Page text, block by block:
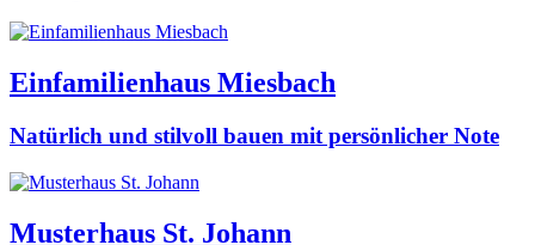
Einfamilienhaus Miesbach
Natürlich und stilvoll bauen mit persönlicher Note
Musterhaus St. Johann